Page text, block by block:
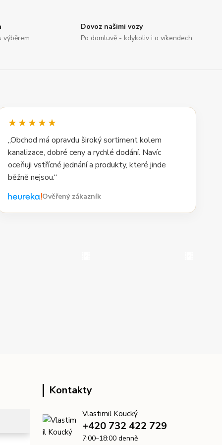
výběrem
Dovoz našimi vozy
Po domluvě - kdykoliv i o víkendech
★★★★★
„Obchod má opravdu široký sortiment kolem
kanalizace, dobré ceny a rychlé dodání. Navíc
oceňuji vstřícné jednání a produkty, které jinde
běžně nejsou.“
Ověřený zákazník
Kontakty
Vlastimil Koucký
+420 732 422 729
7:00–18:00 denně